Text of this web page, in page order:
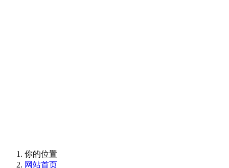
你的位置
网站首页